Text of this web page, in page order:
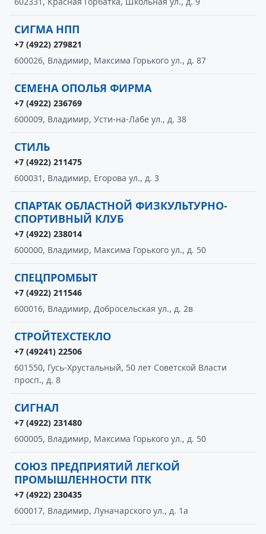
СИГМА НПП
+7 (4922) 279821
600026, Владимир, Максима Горького ул., д. 87
СЕМЕНА ОПОЛЬЯ ФИРМА
+7 (4922) 236769
600009, Владимир, Усти-на-Лабе ул., д. 38
СТИЛЬ
+7 (4922) 211475
600031, Владимир, Егорова ул., д. 3
СПАРТАК ОБЛАСТНОЙ ФИЗКУЛЬТУРНО-
СПОРТИВНЫЙ КЛУБ
+7 (4922) 238014
600000, Владимир, Максима Горького ул., д. 50
СПЕЦПРОМБЫТ
+7 (4922) 211546
600016, Владимир, Добросельская ул., д. 2в
СТРОЙТЕХСТЕКЛО
+7 (49241) 22506
601550, Гусь-Хрустальный, 50 лет Советской Власти
просп., д. 8
СИГНАЛ
+7 (4922) 231480
600005, Владимир, Максима Горького ул., д. 50
СОЮЗ ПРЕДПРИЯТИЙ ЛЕГКОЙ
ПРОМЫШЛЕННОСТИ ПТК
+7 (4922) 230435
600017, Владимир, Луначарского ул., д. 1а